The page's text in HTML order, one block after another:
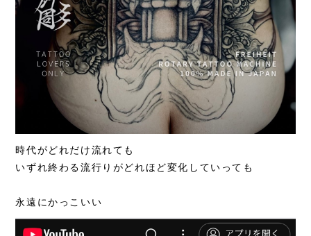
時代がどれだけ流れても
いずれ終わる流行りがどれほど変化していっても
永遠にかっこいい